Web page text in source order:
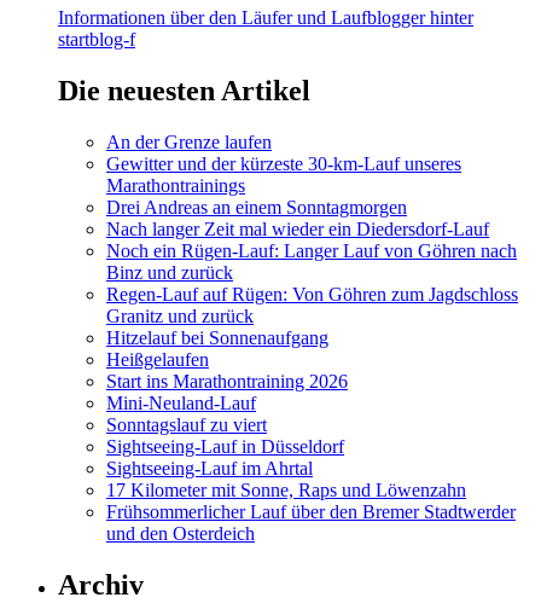
Informationen über den Läufer und Laufblogger hinter
startblog-f
Die neuesten Artikel
An der Grenze laufen
Gewitter und der kürzeste 30-km-Lauf unseres
Marathontrainings
Drei Andreas an einem Sonntagmorgen
Nach langer Zeit mal wieder ein Diedersdorf-Lauf
Noch ein Rügen-Lauf: Langer Lauf von Göhren nach
Binz und zurück
Regen-Lauf auf Rügen: Von Göhren zum Jagdschloss
Granitz und zurück
Hitzelauf bei Sonnenaufgang
Heißgelaufen
Start ins Marathontraining 2026
Mini-Neuland-Lauf
Sonntagslauf zu viert
Sightseeing-Lauf in Düsseldorf
Sightseeing-Lauf im Ahrtal
17 Kilometer mit Sonne, Raps und Löwenzahn
Frühsommerlicher Lauf über den Bremer Stadtwerder
und den Osterdeich
Archiv